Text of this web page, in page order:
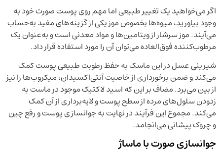
اگر می‌خواهید یک تغییر طبیعی اما مهم روی پوست صورت خود به
وجود بیاورید، میوه‌ها بخصوص موز یکی از گزینه‌های مفید به‌حساب
می‌آیند. موز سرشار از ویتامین‌ها و مواد معدنی است و به‌عنوان یک
مرطوب‌کننده فوق‌العاده می‌توان آن را مورد استفاده قرار داد.
شیرینی عسل در این ماسک به حفظ رطوبت طبیعی پوست کمک
می‌کند و ضمن برخورداری از خاصیت آنتی‌اکسیدان، میکروب‌ها را نیز
از بین می‌برد. مضاف بر این که اسید لاکتیک موجود در ماست به
زدودن سلول‌های مرده از سطح پوست و لایه‌برداری از آن کمک
می‌کند. مجموع این فرآیند در نهایت به جوانسازی پوست و رفع چین
و چروک پیشانی می‌انجامد.
جوانسازی صورت با ماساژ